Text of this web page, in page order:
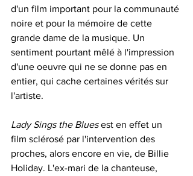
d'un film important pour la communauté
noire et pour la mémoire de cette
grande dame de la musique. Un
sentiment pourtant mêlé à l'impression
d'une oeuvre qui ne se donne pas en
entier, qui cache certaines vérités sur
l'artiste.
Lady Sings the Blues est en effet un
film sclérosé par l'intervention des
proches, alors encore en vie, de Billie
Holiday. L'ex-mari de la chanteuse,